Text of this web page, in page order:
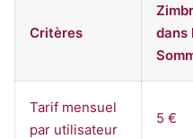
Critères
dans
Tarif mensuel
par utilisateur
5 €